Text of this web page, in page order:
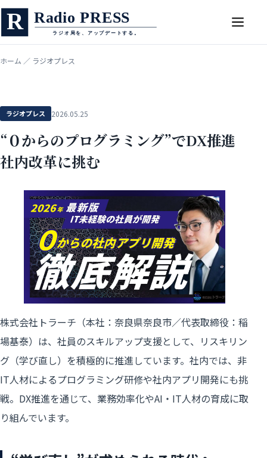
ホーム ／ ラジオプレス
ラジオプレス 2026.05.25
“０からのプログラミング”でDX推進
社内改革に挑む
株式会社トラーチ（本社：奈良県奈良市／代表取締役：稲
場基泰）は、社員のスキルアップ支援として、リスキリン
グ（学び直し）を積極的に推進しています。社内では、非
IT人材によるプログラミング研修や社内アプリ開発にも挑
戦。DX推進を通じて、業務効率化やAI・IT人材の育成に取
り組んでいます。